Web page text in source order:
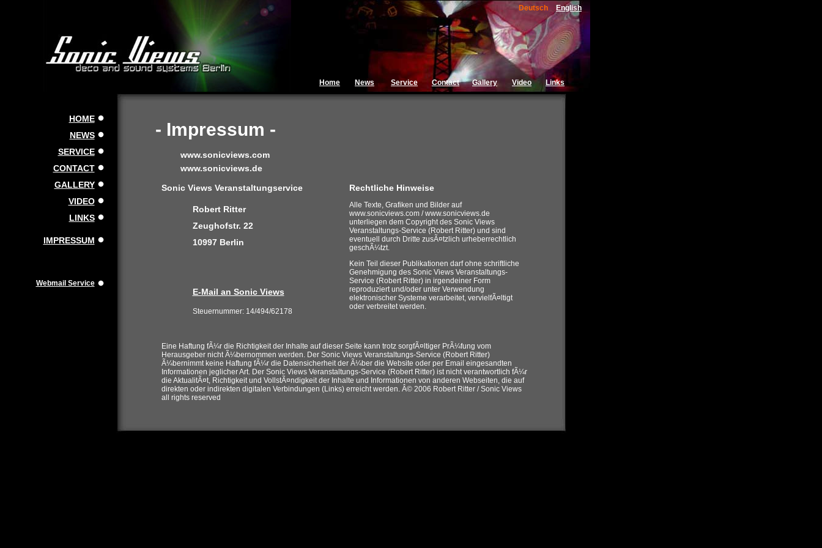
Deutsch English
Home News Service Contact Gallery Video Links
HOME
NEWS
SERVICE
CONTACT
GALLERY
VIDEO
LINKS
IMPRESSUM
Webmail Service
- Impressum -
www.sonicviews.com
www.sonicviews.de
Sonic Views Veranstaltungservice
Rechtliche Hinweise
Robert Ritter
Zeughofstr. 22
10997 Berlin
E-Mail an Sonic Views
Steuernummer: 14/494/62178
Alle Texte, Grafiken und Bilder auf
www.sonicviews.com / www.sonicviews.de
unterliegen dem Copyright des Sonic Views
Veranstaltungs-Service (Robert Ritter) und sind
eventuell durch Dritte zusÃ¤tzlich urheberrechtlich
geschÃ¼tzt.
Kein Teil dieser Publikationen darf ohne schriftliche
Genehmigung des Sonic Views Veranstaltungs-
Service (Robert Ritter) in irgendeiner Form
reproduziert und/oder unter Verwendung
elektronischer Systeme verarbeitet, vervielfÃ¤ltigt
oder verbreitet werden.
Eine Haftung fÃ¼r die Richtigkeit der Inhalte auf dieser Seite kann trotz sorgfÃ¤ltiger PrÃ¼fung vom
Herausgeber nicht Ã¼bernommen werden. Der Sonic Views Veranstaltungs-Service (Robert Ritter)
Ã¼bernimmt keine Haftung fÃ¼r die Datensicherheit der Ã¼ber die Website oder per Email eingesandten
Informationen jeglicher Art. Der Sonic Views Veranstaltungs-Service (Robert Ritter) ist nicht verantwortlich fÃ¼r
die AktualitÃ¤t, Richtigkeit und VollstÃ¤ndigkeit der Inhalte und Informationen von anderen Webseiten, die auf
direkten oder indirekten digitalen Verbindungen (Links) erreicht werden. Â© 2006 Robert Ritter / Sonic Views
all rights reserved